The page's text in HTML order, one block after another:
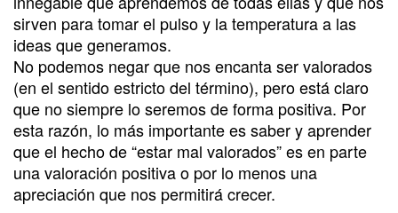
sirven para tomar el pulso y la temperatura a las
ideas que generamos.
No podemos negar que nos encanta ser valorados
(en el sentido estricto del término), pero está claro
que no siempre lo seremos de forma positiva. Por
esta razón, lo más importante es saber y aprender
que el hecho de “estar mal valorados” es en parte
una valoración positiva o por lo menos una
apreciación que nos permitirá crecer.